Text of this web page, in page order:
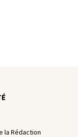
la Rédaction